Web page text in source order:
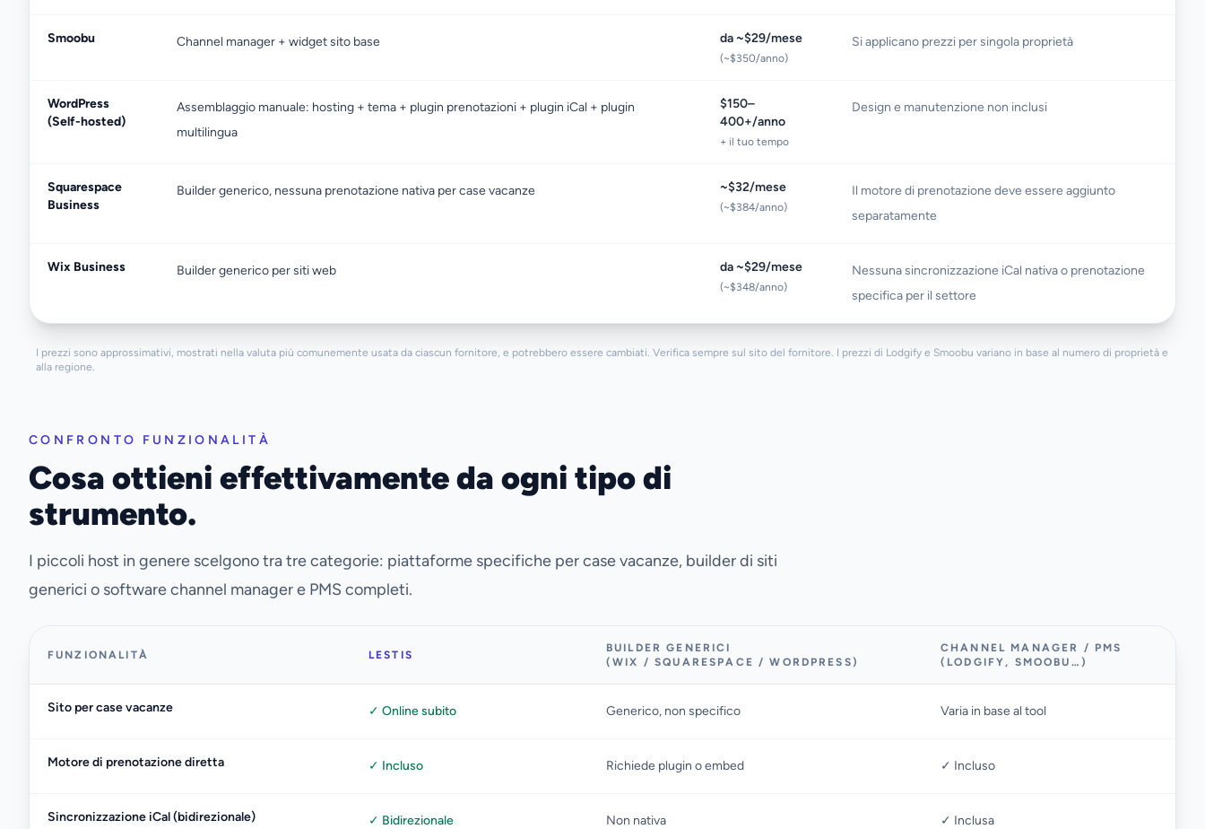
Smoobu Channel manager + widget sito base da ~$29/mese
(~$350/anno)
Si applicano prezzi per singola proprietà
WordPress
(Self-hosted)
Assemblaggio manuale: hosting + tema + plugin prenotazioni + plugin iCal + plugin
multilingua
$150–
400+/anno
+ il tuo tempo
Design e manutenzione non inclusi
Squarespace
Business
Builder generico, nessuna prenotazione nativa per case vacanze ~$32/mese
(~$384/anno)
Il motore di prenotazione deve essere aggiunto
separatamente
Wix Business Builder generico per siti web da ~$29/mese
(~$348/anno)
Nessuna sincronizzazione iCal nativa o prenotazione
specifica per il settore
I prezzi sono approssimativi, mostrati nella valuta più comunemente usata da ciascun fornitore, e potrebbero essere cambiati. Verifica sempre sul sito del fornitore. I prezzi di Lodgify e Smoobu variano in base al numero di proprietà e
alla regione.
CONFRONTO FUNZIONALITÀ
Cosa ottieni effettivamente da ogni tipo di
strumento.
I piccoli host in genere scelgono tra tre categorie: piattaforme specifiche per case vacanze, builder di siti
generici o software channel manager e PMS completi.
FUNZIONALITÀ LESTIS
BUILDER GENERICI
(WIX / SQUARESPACE / WORDPRESS)
CHANNEL MANAGER / PMS
(LODGIFY, SMOOBU…)
Sito per case vacanze ✓ Online subito Generico, non specifico Varia in base al tool
Motore di prenotazione diretta ✓ Incluso Richiede plugin o embed ✓ Incluso
Sincronizzazione iCal (bidirezionale) ✓ Bidirezionale Non nativa ✓ Inclusa